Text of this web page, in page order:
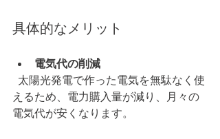
具体的なメリット
電気代の削減
えるため、電力購入量が減り、月々の
電気代が安くなります。